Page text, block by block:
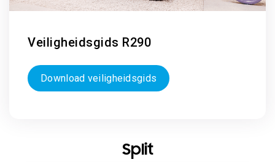
Veiligheidsgids R290
Download veiligheidsgids
Split